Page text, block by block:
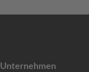
Unternehmen